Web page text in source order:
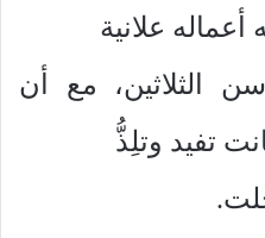
أعماله علانية
الثلاثين، مع أن
تفيد وتلِذُّ